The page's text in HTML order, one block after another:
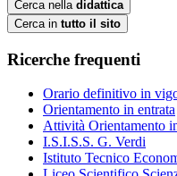
Cerca nella didattica
Cerca in tutto il sito
Ricerche frequenti
Orario definitivo in
Orientamento in entrata
Attività Orientamento
I.S.I.S.S. G. Verdi
Istituto Tecnico